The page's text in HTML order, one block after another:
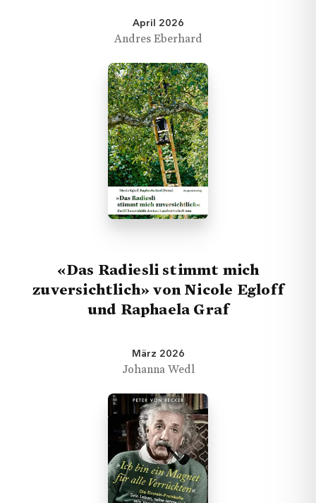
April 2026
Andres Eberhard
«Das Radiesli stimmt mich
zuversichtlich» von Nicole Egloff
und Raphaela Graf
März 2026
Johanna Wedl